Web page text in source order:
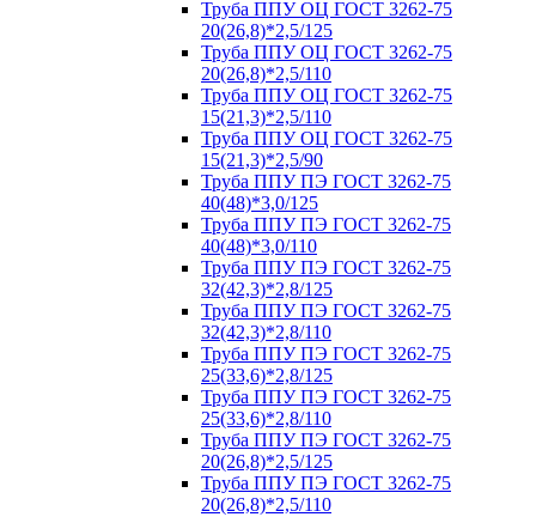
Труба ППУ ОЦ ГОСТ 3262-75
20(26,8)*2,5/125
Труба ППУ ОЦ ГОСТ 3262-75
20(26,8)*2,5/110
Труба ППУ ОЦ ГОСТ 3262-75
15(21,3)*2,5/110
Труба ППУ ОЦ ГОСТ 3262-75
15(21,3)*2,5/90
Труба ППУ ПЭ ГОСТ 3262-75
40(48)*3,0/125
Труба ППУ ПЭ ГОСТ 3262-75
40(48)*3,0/110
Труба ППУ ПЭ ГОСТ 3262-75
32(42,3)*2,8/125
Труба ППУ ПЭ ГОСТ 3262-75
32(42,3)*2,8/110
Труба ППУ ПЭ ГОСТ 3262-75
25(33,6)*2,8/125
Труба ППУ ПЭ ГОСТ 3262-75
25(33,6)*2,8/110
Труба ППУ ПЭ ГОСТ 3262-75
20(26,8)*2,5/125
Труба ППУ ПЭ ГОСТ 3262-75
20(26,8)*2,5/110